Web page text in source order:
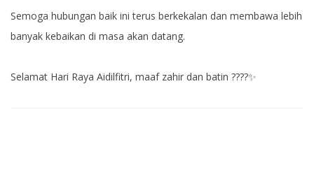
Semoga hubungan baik ini terus berkekalan dan membawa lebih
banyak kebaikan di masa akan datang.
Selamat Hari Raya Aidilfitri, maaf zahir dan batin ????✨